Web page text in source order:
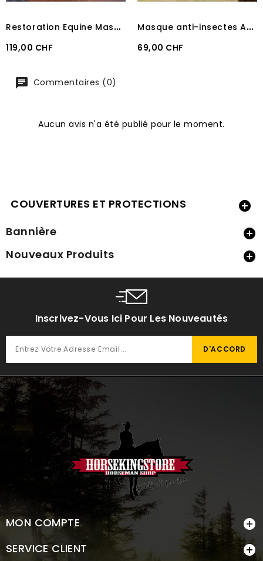
R
estoration Equine Masque Standard By ExpertEquine TM
Prix
119,00 CHF
M
asque anti-insectes Anti UVEquestro ORCHID BOUQUET
Prix
69,00 CHF
Commentaires (0)
Aucun avis n'a été publié pour le moment.
COUVERTURES ET PROTECTIONS 
Bannière 
Nouveaux Produits 
Inscrivez-Vous Ici Pour Les Nouveautés
MON COMPTE 
SERVICE CLIENT 